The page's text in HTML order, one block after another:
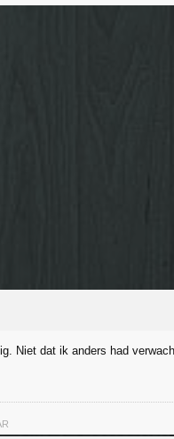
Niet dat ik anders had